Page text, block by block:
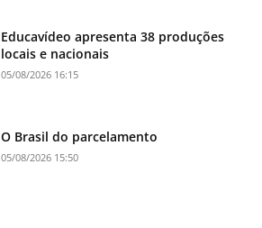
Educavídeo apresenta 38 produções
locais e nacionais
05/08/2026 16:15
O Brasil do parcelamento
05/08/2026 15:50